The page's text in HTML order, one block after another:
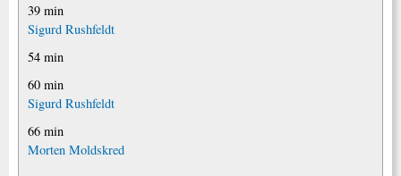
39 min
Sigurd Rushfeldt
54 min
60 min
Sigurd Rushfeldt
66 min
Morten Moldskred